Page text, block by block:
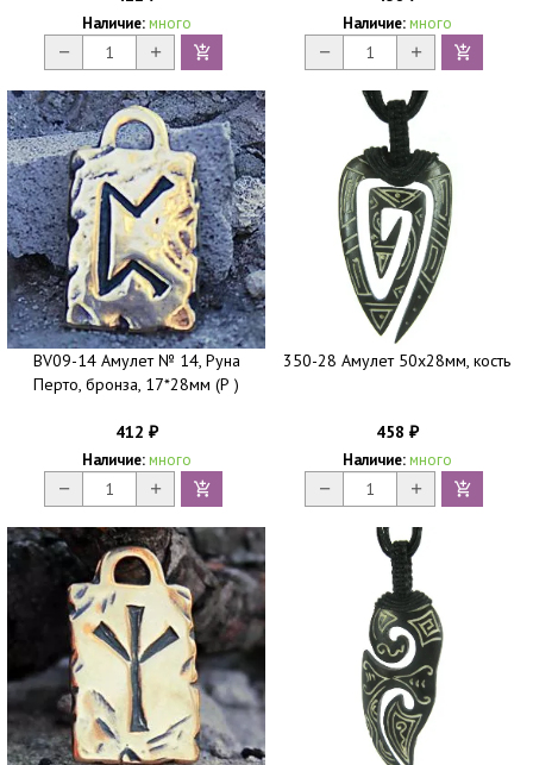
Наличие: много Наличие: много
BV09-14 Амулет № 14, Руна
Перто, бронза, 17*28мм (Р )
412 ₽
Наличие: много
350-28 Амулет 50х28мм, кость
458 ₽
Наличие: много